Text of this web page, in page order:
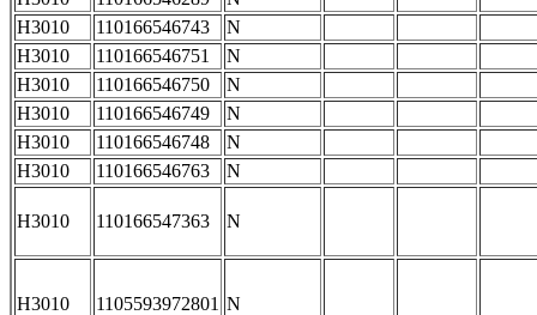
H3010
110166546743
N
H3010
110166546751
N
H3010
110166546750
N
H3010
110166546749
N
H3010
110166546748
N
H3010
110166546763 N
H3010 110166547363 N
H3010 1105593972801 N